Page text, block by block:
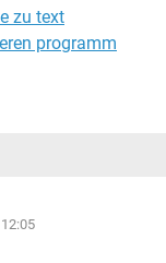
zu text
programm